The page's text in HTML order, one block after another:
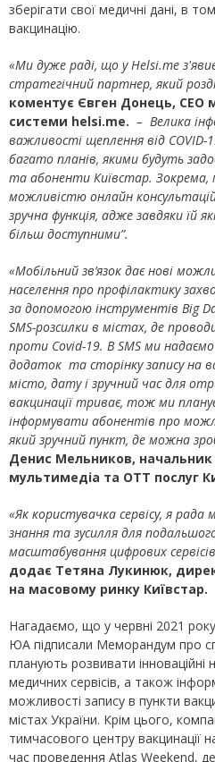
зберігати свої медичні дані, в
вакцинацію.
«Ми дуже раді, що у Helsi.me
стратегічний партнер, який
коментує Євген Донець, СЕО
системи helsi.me. – Велика
важливості щеплення від
багато планів, якими будуть
та абоненти Київстар.
можливістю онлайн
зручна функція, адже завдяки їй
більш доступними”.
«Мобільний зв’язок дає нові
населення про профілактику
за допомогою інструментів Big
SMS-розсилки в містах, де
проти Covid-19. В SMS ми
додаток та сторінку запису на
місто, дату і зручний час для
вакцинації триває, тож ми
інформувати абонентів про
який зручний пункт, де можна
Денис Мельников,
мультимедіа та ОТТ послуг
«Як користувачка сервісу, я
знання та зусилля для
масштабування цифрових
додає Тетяна Лукинюк,
на масовому ринку Київстар.
Нагадаємо, що у червні 2021
ЮА підписали Меморандум про
планують розвивати
медичних сервісів, а також
можливості запису в пункти
містах України. Крім цього,
тимчасового центру вакцинації
час проведення Atlas Weekend,